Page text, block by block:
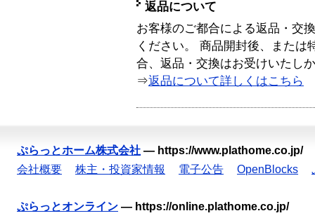
返品について
お客様のご都合による返品・交
ください。 商品開封後、または
合、返品・交換はお受けいたし
⇒返品について詳しくはこちら
ぷらっとホーム株式会社 — https://www.plathome.co.jp/
会社概要
株主・投資家情報 電子公告 OpenBlocks
ぷらっとオンライン — https://online.plathome.co.jp/